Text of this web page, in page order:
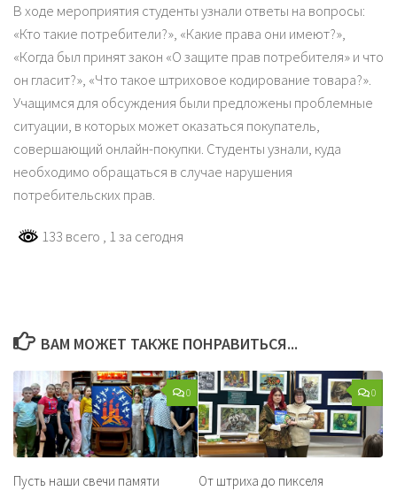
В ходе мероприятия студенты узнали ответы на вопросы:
«Кто такие потребители?», «Какие права они имеют?»,
«Когда был принят закон «О защите прав потребителя» и что
он гласит?», «Что такое штриховое кодирование товара?».
Учащимся для обсуждения были предложены проблемные
ситуации, в которых может оказаться покупатель,
совершающий онлайн-покупки. Студенты узнали, куда
необходимо обращаться в случае нарушения
потребительских прав.
133 всего , 1 за сегодня
ВАМ МОЖЕТ ТАКЖЕ ПОНРАВИТЬСЯ...
0
Пусть наши свечи памяти
0
От штриха до пикселя